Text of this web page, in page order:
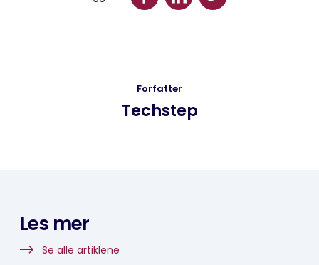
Forfatter
Techstep
Les mer
Se alle artiklene